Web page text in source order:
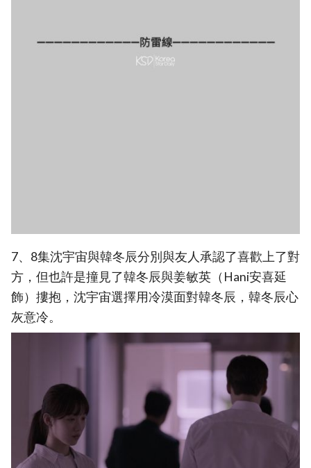
7、8集沈宇宙與韓冬辰分別與友人承認了喜歡上了對
方，但也許是撞見了韓冬辰與姜敏英（Hani安喜延
飾）摟抱，沈宇宙選擇用冷漠面對韓冬辰，韓冬辰心
灰意冷。